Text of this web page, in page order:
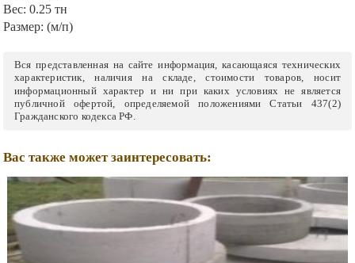
Вес: 0.25 тн
Размер: (м/п)
Вся представленная на сайте информация, касающаяся технических
характеристик, наличия на складе, стоимости товаров, носит
информационный характер и ни при каких условиях не является
публичной офертой, определяемой положениями Статьи 437(2)
Гражданского кодекса РФ.
Вас также может заинтересовать: